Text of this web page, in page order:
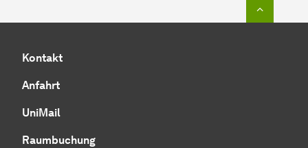
Kontakt
Anfahrt
UniMail
Raumbuchung